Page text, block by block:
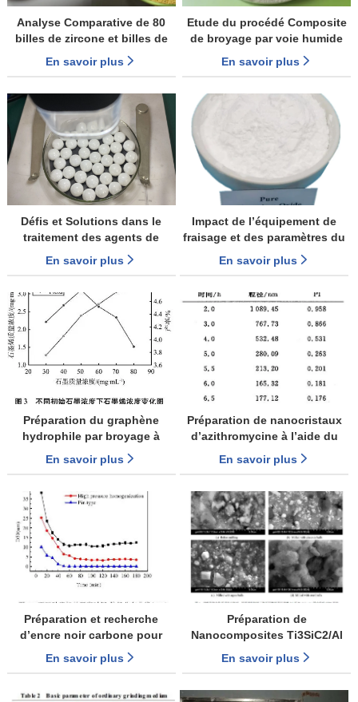
Analyse Comparative de 80
billes de zircone et billes de
zircone stabilisées au cérium
En savoir plus
Etude du procédé Composite
de broyage par voie humide
du Kaolin calciné et du
dioxyde de titane
En savoir plus
Défis et Solutions dans le
traitement des agents de
En savoir plus
Impact de l’équipement de
fraisage et des paramètres du
procédé sur la taille des
particules de poudre de
En savoir plus
Préparation du graphène
hydrophile par broyage à
En savoir plus
Préparation de nanocristaux
d’azithromycine à l’aide du
fraisage des médias
En savoir plus
Préparation et recherche
d’encre noir carbone pour
encres neutres
En savoir plus
Préparation de
Nanocomposites Ti3SiC2/Al
par fraisage mécanique à
billes
En savoir plus